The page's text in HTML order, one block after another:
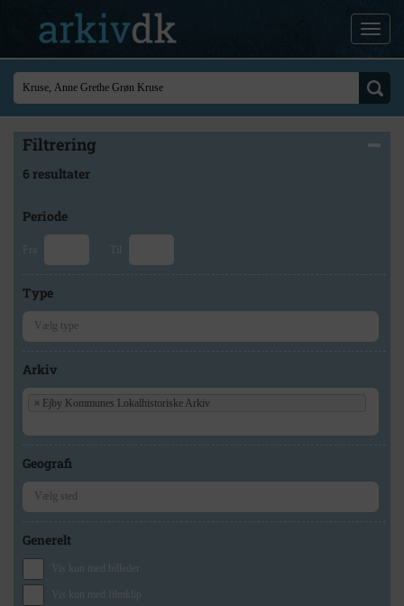
Filtrering
6 resultater
Periode
Fra Til
Type
Arkiv
× Ejby Kommunes Lokalhistoriske Arkiv
Geografi
Generelt
Vis kun med billeder
Vis kun med filmklip